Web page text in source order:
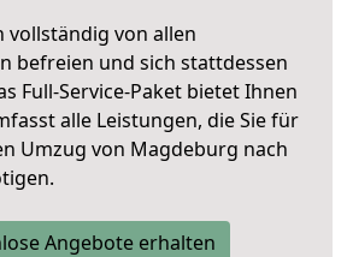
vollständig von allen
befreien und sich stattdessen
Full-Service-Paket bietet Ihnen
alle Leistungen, die Sie für
Umzug von Magdeburg nach
Angebote erhalten